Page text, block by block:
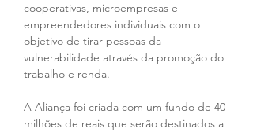
cooperativas, microempresas e
empreendedores individuais com o
objetivo de tirar pessoas da
vulnerabilidade através da promoção do
trabalho e renda.
A Aliança foi criada com um fundo de 40
milhões de reais que serão destinados a